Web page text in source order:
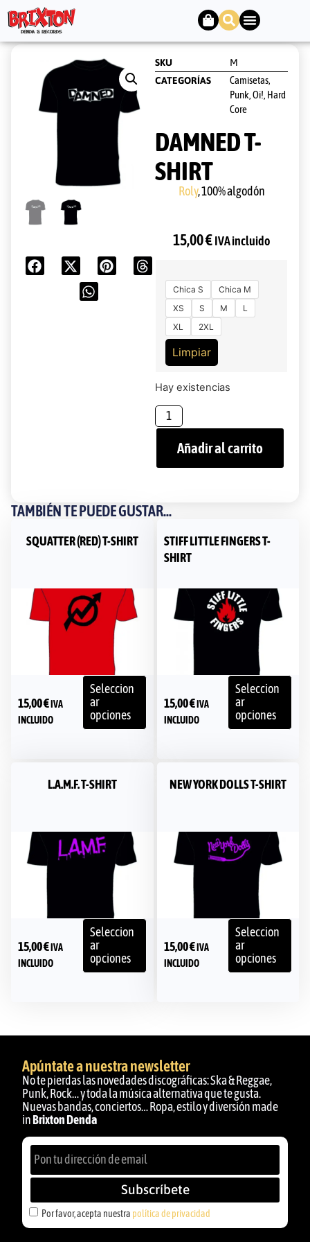
SKU
M
CATEGORÍAS
Camisetas,
Punk, Oi!, Hard
Core
DAMNED T-
SHIRT
Roly, 100% algodón
15,00€IVA incluido
Chica S
Chica M
XS
S M
L
XL
2XL
Limpiar
Hay existencias
Añadir al carrito
TAMBIÉN TE PUEDE GUSTAR...
SQUATTER (RED) T-SHIRT
15,00€ IVA
INCLUIDO
Seleccion
ar
opciones
STIFF LITTLE FINGERS T-
SHIRT
15,00€ IVA
INCLUIDO
Seleccion
ar
opciones
L.A.M.F. T-SHIRT
15,00€ IVA
INCLUIDO
Seleccion
ar
opciones
NEW YORK DOLLS T-SHIRT
15,00€ IVA
INCLUIDO
Seleccion
ar
opciones
Apúntate a nuestra newsletter
No te pierdas las novedades discográficas: Ska & Reggae,
Punk, Rock… y toda la música alternativa que te gusta.
Nuevas bandas, conciertos… Ropa, estilo y diversión made
inBrixton Denda
Por favor, acepta nuestra política de privacidad
Subscríbete